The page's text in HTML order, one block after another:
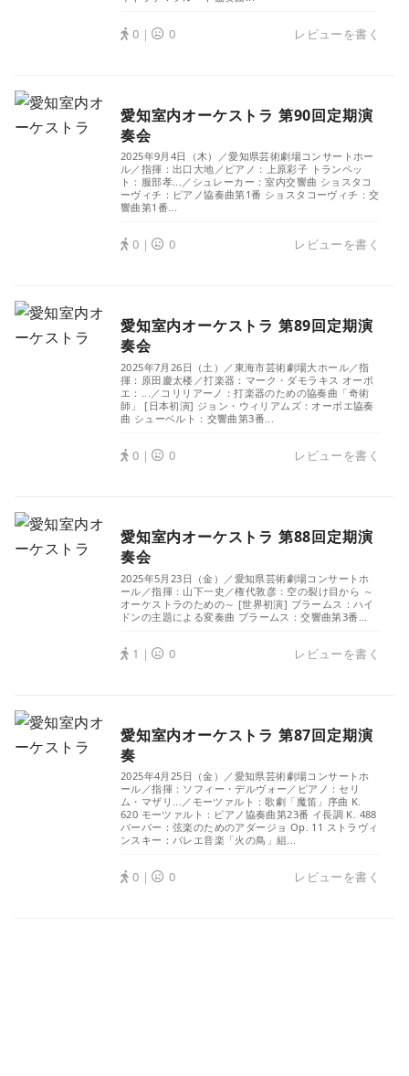
0｜ 0 レビューを書く
愛知室内オーケストラ 第90回定期演
奏会
2025年9月4日（木）／愛知県芸術劇場コンサートホー
ル／指揮：出口大地／ピアノ：上原彩子 トランペッ
ト：服部孝...／シュレーカー：室内交響曲 ショスタコ
ーヴィチ：ピアノ協奏曲第1番 ショスタコーヴィチ：交
響曲第1番...
0｜ 0 レビューを書く
愛知室内オーケストラ 第89回定期演
奏会
2025年7月26日（土）／東海市芸術劇場大ホール／指
揮：原田慶太楼／打楽器：マーク・ダモラキス オーボ
エ：...／コリリアーノ：打楽器のための協奏曲「奇術
師」 [日本初演] ジョン・ウィリアムズ：オーボエ協奏
曲 シューベルト：交響曲第3番...
0｜ 0 レビューを書く
愛知室内オーケストラ 第88回定期演
奏会
2025年5月23日（金）／愛知県芸術劇場コンサートホ
ール／指揮：山下一史／権代敦彦：空の裂け目から ～
オーケストラのための～ [世界初演] ブラームス：ハイ
ドンの主題による変奏曲 ブラームス：交響曲第3番...
1｜ 0 レビューを書く
愛知室内オーケストラ 第87回定期演
奏
2025年4月25日（金）／愛知県芸術劇場コンサートホ
ール／指揮：ソフィー・デルヴォー／ピアノ：セリ
ム・マザリ...／モーツァルト：歌劇「魔笛」序曲 K.
620 モーツァルト：ピアノ協奏曲第23番 イ長調 K. 488
バーバー：弦楽のためのアダージョ Op. 11 ストラヴィ
ンスキー：バレエ音楽「火の鳥」組...
0｜ 0 レビューを書く